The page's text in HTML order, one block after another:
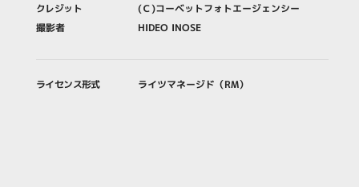
クレジット
(Ｃ)コーベットフォトエージェンシー
撮影者
HIDEO INOSE
ライセンス形式 ライツマネージド（RM）